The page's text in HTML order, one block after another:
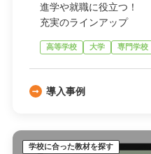
進学や就職に役立つ！
充実のラインアップ
高等学校 大学 専門学校
導入事例
学校に合った教材を探す